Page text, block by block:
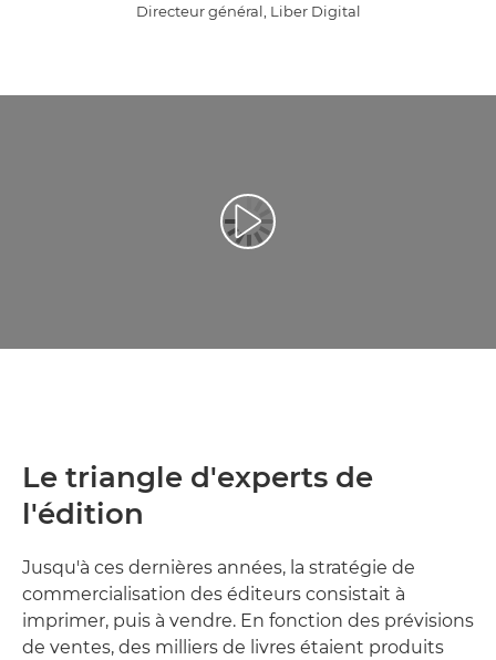
Directeur général, Liber Digital
Lancer la vidéo
Le triangle d'experts de
l'édition
Jusqu'à ces dernières années, la stratégie de
commercialisation des éditeurs consistait à
imprimer, puis à vendre. En fonction des prévisions
de ventes, des milliers de livres étaient produits